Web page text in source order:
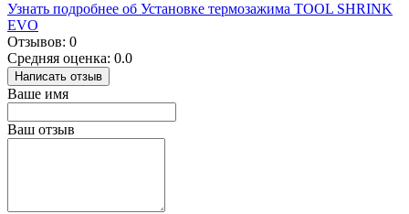
Узнать подробнее об Установке термозажима TOOL SHRINK
EVO
Отзывов: 0
Средняя оценка: 0.0
Написать отзыв
Ваше имя
Ваш отзыв